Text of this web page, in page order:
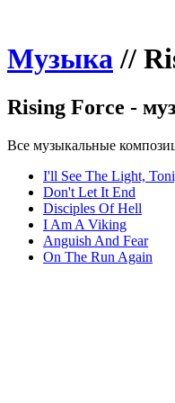
Музыка//
Rising Force -
Все музыкальные
I'll See The Light,
Don't Let It End
Disciples Of Hell
I Am A Viking
Anguish And Fear
On The Run Again